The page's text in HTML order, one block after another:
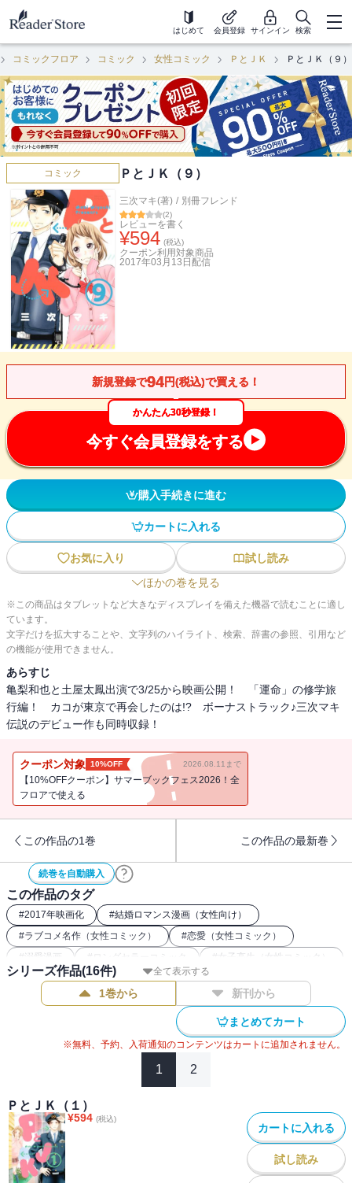
はじめて 会員登録 サインイン 検索
コミックフロア コミック 女性コミック ＰとＪＫ ＰとＪＫ（９）
コミック ＰとＪＫ（９）
三次マキ(著) / 別冊フレンド
(2)
レビューを書く
¥594 (税込)
クーポン利用対象商品
2017年03月13日 配信
新規登録で94円(税込)で買える！
かんたん30秒登録！
今すぐ会員登録をする
購入手続きに進む
カートに入れる
お気に入り
試し読み
ほかの巻を見る
※この商品はタブレットなど大きなディスプレイを備えた機器で読むことに適し
ています。
文字だけを拡大することや、文字列のハイライト、検索、辞書の参照、引用など
の機能が使用できません。
あらすじ
亀梨和也と土屋太鳳出演で3/25から映画公開！ 「運命」の修学旅
行編！ カコが東京で再会したのは!? ボーナストラック♪三次マキ
伝説のデビュー作も同時収録！
クーポン対象 10%OFF 2026.08.11まで
【10%OFFクーポン】サマーブックフェス2026！全
フロアで使える
この作品の1巻 この作品の最新巻
続巻を自動購入
この作品のタグ
#2017年映画化 #結婚ロマンス漫画（女性向け）
#ラブコメ名作（女性コミック） #恋愛（女性コミック）
#溺愛漫画 # ロングセラーコミック # 女子高生（女性コミック）
#講談社漫画賞
全て表示する
シリーズ作品(16件)
1巻から 新刊から
まとめてカート
※無料、予約、入荷通知のコンテンツはカートに追加されません。
1 2
ＰとＪＫ（１）
¥594 (税込)
カートに入れる
試し読み